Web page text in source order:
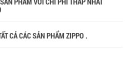
CẢ CÁC SẢN PHẨM ZIPPO .